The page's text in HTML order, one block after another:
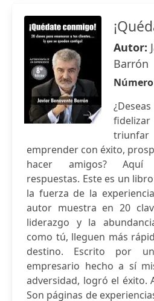
Autor:
Barrón
fidelizar
triunfar
emprender con éxito,
hacer amigos? Aquí
respuestas. Este es un
la fuerza de la
autor muestra en 20
liderazgo y la
como tú, lleguen más
destino. Escrito por
empresario hecho a sí
adversidad, logró el éxito.
Son páginas de